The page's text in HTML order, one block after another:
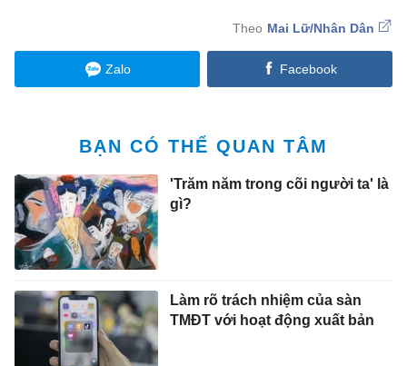
Mai Lữ/Nhân Dân
Zalo Facebook
BẠN CÓ THỂ QUAN TÂM
'Trăm năm trong cõi người ta' là
gì?
Làm rõ trách nhiệm của sàn
TMĐT với hoạt động xuất bản